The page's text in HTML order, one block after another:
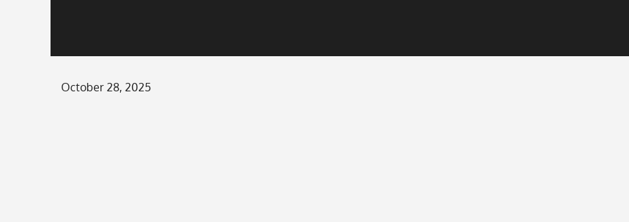
Posted
October 28, 2025